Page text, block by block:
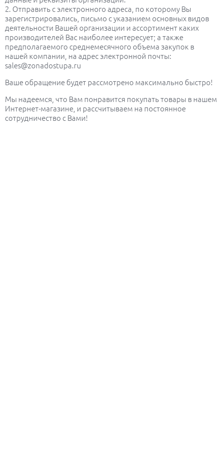
2. Отправить с электронного адреса, по которому Вы
зарегистрировались, письмо с указанием основных видов
деятельности Вашей организации и ассортимент каких
производителей Вас наиболее интересует; а также
предполагаемого среднемесячного объема закупок в
нашей компании, на адрес электронной почты:
sales@zonadostupa.ru
Ваше обращение будет рассмотрено максимально быстро!
Мы надеемся, что Вам понравится покупать товары в нашем
Интернет-магазине, и рассчитываем на постоянное
сотрудничество с Вами!